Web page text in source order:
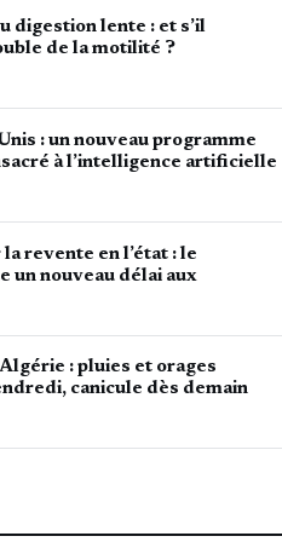
digestion lente : et s’il
de la motilité ?
: un nouveau programme
à l’intelligence artificielle
revente en l’état : le
un nouveau délai aux
: pluies et orages
canicule dès demain